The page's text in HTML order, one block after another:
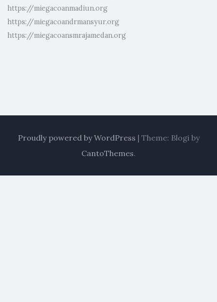
https://miegacoanmadiun.org
https://miegacoandrmansyur.org
https://miegacoansmrajamedan.org
Proudly powered by WordPress | Theme: Blogi by
CantoThemes.